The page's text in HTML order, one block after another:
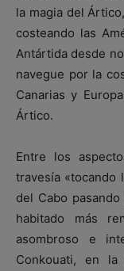
la magia del
costeando las
Antártida desde
navegue por la
Canarias y
Ártico.
Entre los
travesía «tocando
del Cabo
habitado más
asombroso e
Conkouati, en